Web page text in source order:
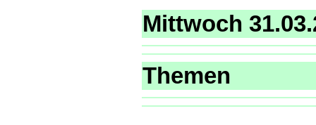
Mittwoch
Themen